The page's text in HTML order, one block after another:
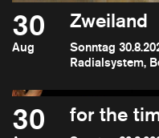
30
Aug
Zweiland
Sonntag
Radialsystem,
30 for the